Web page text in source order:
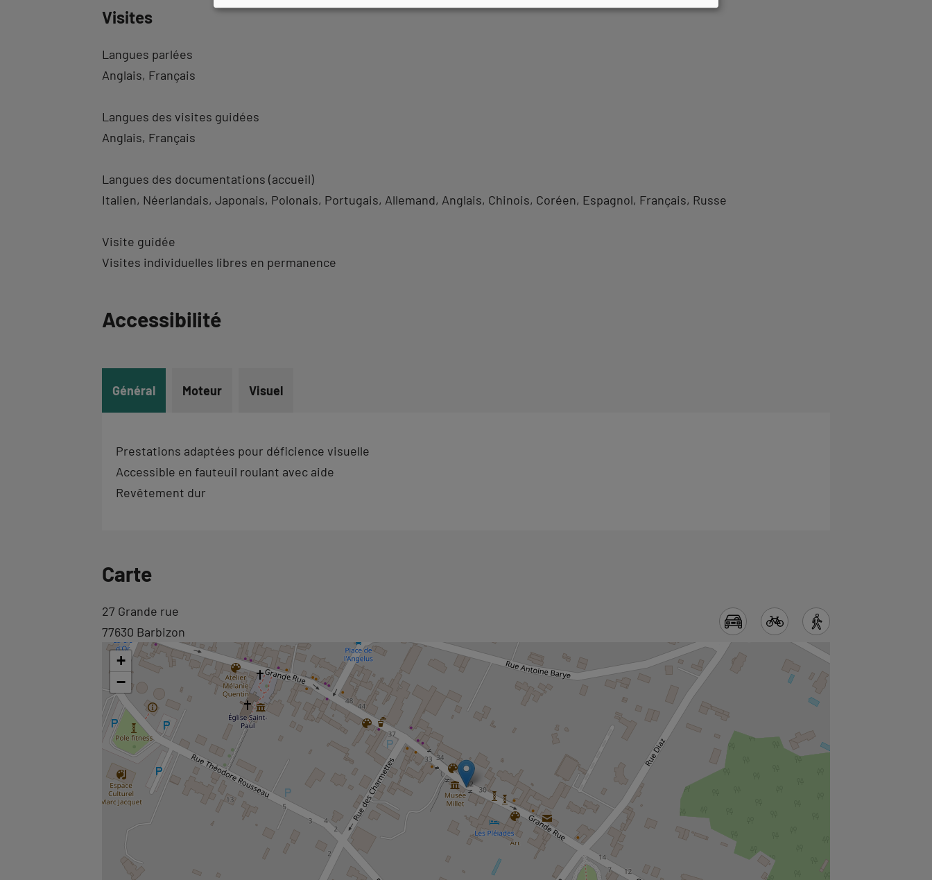
Visites
Langues parlées
Anglais Français
Langues des visites guidées
Anglais Français
Langues des documentations (accueil)
Italien Néerlandais Japonais Polonais Portugais Allemand Anglais Chinois Coréen Espagnol Français Russe
Visite guidée
Visites individuelles libres en permanence
à
informations
Accessibilité
Général Moteur Visuel
Prestations adaptées pour déficience visuelle
Accessible en fauteuil roulant avec aide
Revêtement dur
Carte
Revenir
à
l'onglet
carte
27 Grande rue
77630 Barbizon
+
−